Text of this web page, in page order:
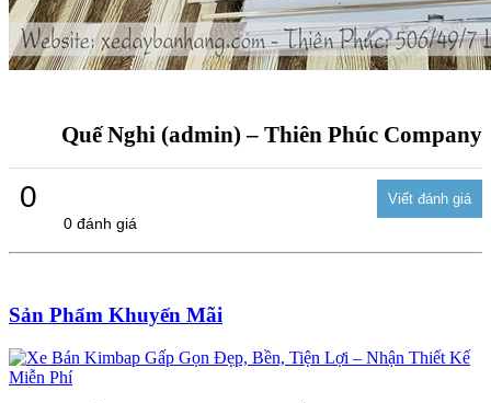
Quế Nghi (admin) – Thiên Phúc Company
0
0 đánh giá
Sản Phẩm Khuyến Mãi